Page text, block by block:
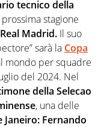
tecnico della
stagione
Real Madrid. Il suo
sarà la Copa
mondo per squadre
del 2024. Nel
della Selecao
, una delle
Janeiro: Fernando